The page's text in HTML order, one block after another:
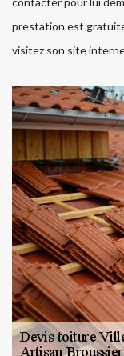
prestation est
visitez son site